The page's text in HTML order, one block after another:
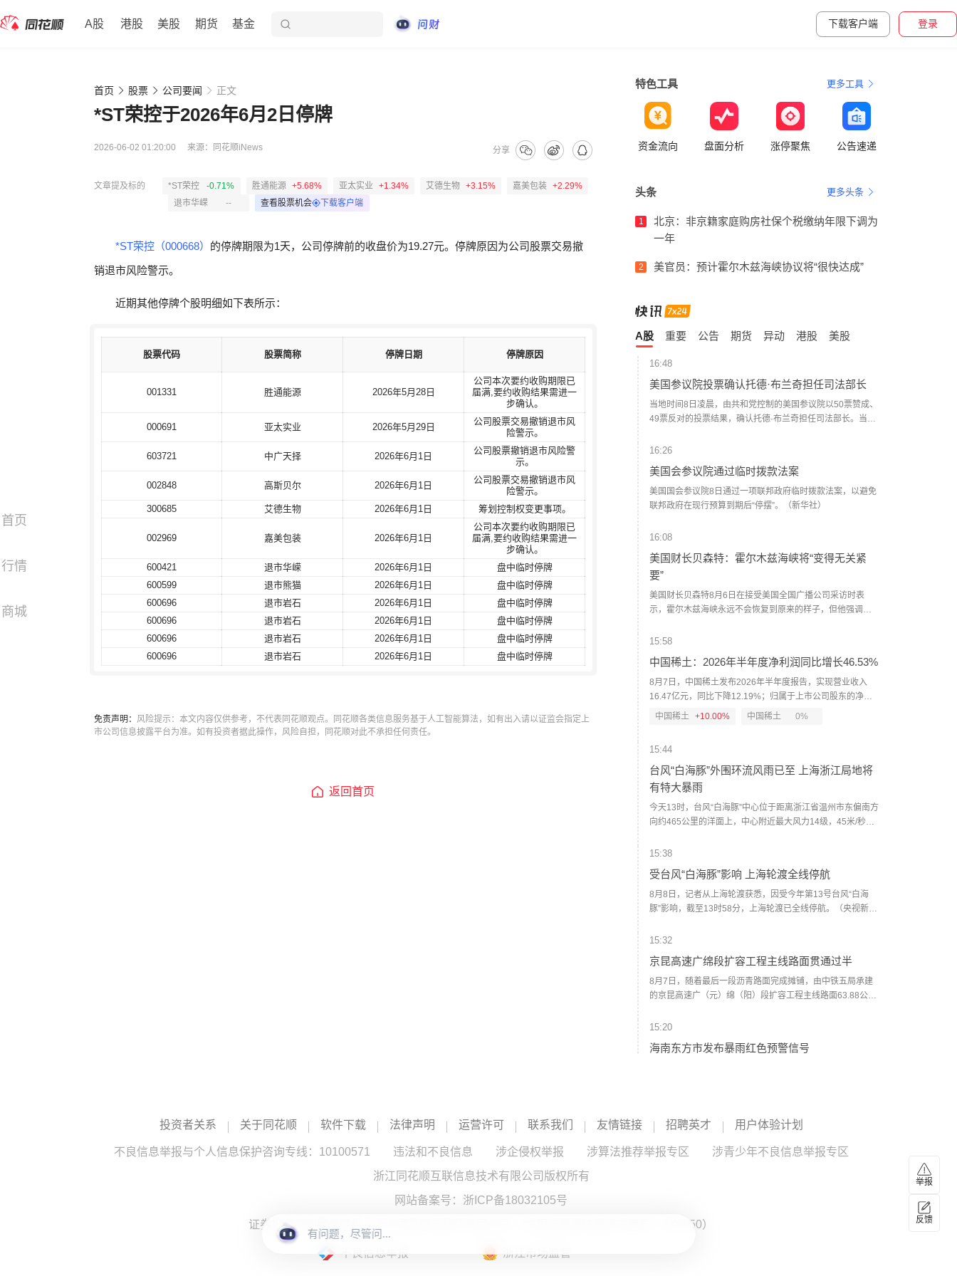
A股 港股 美股 期货 基金 下载客户端 登录
首页
行情
商城
首页 股票 公司要闻 正文
*ST荣控于2026年6月2日停牌
2026-06-02 01:20:00 来源： 同花顺iNews 分享
文章提及标的 *ST荣控 -0.71% 胜通能源 +5.68% 亚太实业 +1.34% 艾德生物 +3.15% 嘉美包装 +2.29%
退市华嵘
-- 查看股票机会 下载客户端
*ST荣控（000668） 的停牌期限为1天，公司停牌前的收盘价为19.27元。停牌原因为公司股票交易撤
销退市风险警示。
近期其他停牌个股明细如下表所示：
股票代码 股票简称 停牌日期 停牌原因
001331 胜通能源 2026年5月28日
公司本次要约收购期限已
届满,要约收购结果需进一
步确认。
69.78
000691 亚太实业 2026年5月29日
公司股票交易撤销退市风
险警示。
603721 中广天择 2026年6月1日
公司股票撤销退市风险警
示。
24.95
002848 高斯贝尔 2026年6月1日
公司股票交易撤销退市风
险警示。
16.96
300685 艾德生物 2026年6月1日 筹划控制权变更事项。 20.41
002969 嘉美包装 2026年6月1日
公司本次要约收购期限已
届满,要约收购结果需进一
步确认。
18.65
600421 退市华嵘 2026年6月1日 盘中临时停牌
600599
退市熊猫 2026年6月1日 盘中临时停牌
600696
退市岩石 2026年6月1日 盘中临时停牌
0.55
600696
退市岩石 2026年6月1日 盘中临时停牌
600696
退市岩石 2026年6月1日 盘中临时停牌
0.55
600696
退市岩石 2026年6月1日 盘中临时停牌 0.55
股票代码 股票简称 停牌日期 停牌原因
001331 胜通能源 2026年5月28日
公司本次要约收购期限已
届满,要约收购结果需进一
步确认。
69.78
000691 亚太实业 2026年5月29日
公司股票交易撤销退市风
险警示。
603721 中广天择 2026年6月1日
公司股票撤销退市风险警
示。
24.95
002848 高斯贝尔 2026年6月1日
公司股票交易撤销退市风
险警示。
16.96
300685 艾德生物 2026年6月1日 筹划控制权变更事项。 20.41
002969 嘉美包装 2026年6月1日
公司本次要约收购期限已
届满,要约收购结果需进一
步确认。
18.65
600421 退市华嵘 2026年6月1日 盘中临时停牌
600599
退市熊猫 2026年6月1日 盘中临时停牌
600696
退市岩石 2026年6月1日 盘中临时停牌
0.55
600696
退市岩石 2026年6月1日 盘中临时停牌
600696
退市岩石 2026年6月1日 盘中临时停牌
0.55
600696
退市岩石 2026年6月1日 盘中临时停牌 0.55
免责声明： 风险提示：本文内容仅供参考，不代表同花顺观点。同花顺各类信息服务基于人工智能算法，如有出入请以证监会指定上
市公司信息披露平台为准。如有投资者据此操作，风险自担，同花顺对此不承担任何责任。
返回首页
特色工具 更多工具
资金流向 盘面分析 涨停聚焦 公告速递
头条 更多头条
1
北京：非京籍家庭购房社保个税缴纳年限下调为
一年
2 美官员：预计霍尔木兹海峡协议将“很快达成”
A股 重要 公告 期货 异动 港股 美股
16:48
美国参议院投票确认托德·布兰奇担任司法部长
当地时间8日凌晨，由共和党控制的美国参议院以50票赞成、
49票反对的投票结果，确认托德·布兰奇担任司法部长。当地
托德·布兰奇出任司法部长的提名。特朗普4月2日宣布，帕姆·
闻）
16:26
美国会参议院通过临时拨款法案
美国国会参议院8日通过一项联邦政府临时拨款法案，以避免
联邦政府在现行预算到期后“停摆”。（新华社）
16:08
美国财长贝森特：霍尔木兹海峡将“变得无关紧
要”
美国财长贝森特8月6日在接受美国全国广播公司采访时表
示，霍尔木兹海峡永远不会恢复到原来的样子，但他强调，
尔木兹海峡将失去当前能源运输“咽喉要道”的地位。贝森特
过海峡运输的能源中将有超过50%或70%改由地下管道输
送。（CCTV国际时讯）
15:58
中国稀土：2026年半年度净利润同比增长46.53%
8月7日，中国稀土发布2026年半年度报告，实现营业收入
16.47亿元，同比下降12.19%；归属于上市公司股东的净利
润2.37亿元，同比增长46.53%。报告期内，稀土行业供需格
同期涨幅明显。（新京报）
中国稀土 +10.00% 中国稀土 0%
15:44
台风“白海豚”外围环流风雨已至 上海浙江局地将
有特大暴雨
今天13时，台风“白海豚”中心位于距离浙江省温州市东偏南方
向约465公里的洋面上，中心附近最大风力14级，45米/秒。
在江苏南部、安徽东南部、浙江等地激发出对流。明天，台
部、上海、浙江大部将有大到暴雨，其中上海南部、浙江东
部有特大暴雨，局地日降雨量将达到400毫米甚至500毫米以
上，极端性较强，需注意防范。（中国天气网）
15:38
受台风“白海豚”影响 上海轮渡全线停航
8月8日，记者从上海轮渡获悉，因受今年第13号台风“白海
豚”影响，截至13时58分，上海轮渡已全线停航。（央视新
15:32
京昆高速广绵段扩容工程主线路面贯通过半
8月7日，随着最后一段沥青路面完成摊铺，由中铁五局承建
的京昆高速广（元）绵（阳）段扩容工程主线路面63.88公里
目全长约124公里，是国家“十纵十横”综合运输大通道首都放
道。（人民财讯）
15:20
海南东方市发布暴雨红色预警信号
和人员做好防范工作。(央视新闻)
阳光电源：FCC政策主要限制新产品认证 公司目
前在美销售的光伏逆变器、储能系统不受影响
投资者关系 关于同花顺 软件下载 法律声明 运营许可 联系我们 友情链接 招聘英才 用户体验计划
不良信息举报与个人信息保护咨询专线：10100571 违法和不良信息 涉企侵权举报 涉算法推荐举报专区
涉青少年不良信息举报专区
浙江同花顺互联信息技术有限公司版权所有
网站备案号： 浙ICP备18032105号
证券投资咨询服务提供：浙江同花顺云软件有限公司 （中国证监会核发证书编号：ZX0050）
不良信息举报 浙江市场监管
举报
反馈